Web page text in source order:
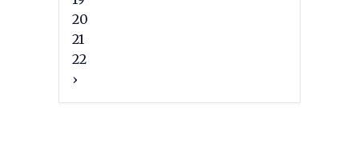
20
21
22
›